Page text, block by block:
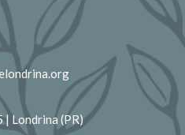
| Londrina (PR)